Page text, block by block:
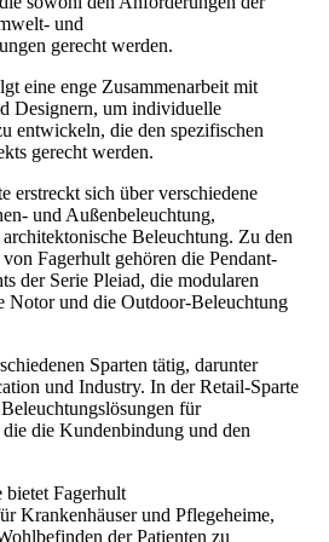
und
gerecht werden.
eine enge Zusammenarbeit mit
Designern, um individuelle
entwickeln, die den spezifischen
gerecht werden.
erstreckt sich über verschiedene
und Außenbeleuchtung,
Beleuchtung. Zu den
Fagerhult gehören die Pendant-
der Serie Pleiad, die modularen
Notor und die Outdoor-Beleuchtung
Sparten tätig, darunter
und Industry. In der Retail-Sparte
für
die Kundenbindung und den
bietet Fagerhult
Krankenhäuser und Pflegeheime,
der Patienten zu